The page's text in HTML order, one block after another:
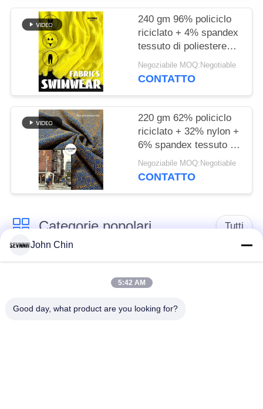
240 gm 96% policiclo
riciclato + 4% spandex
tessuto di poliestere
riciclato per maglia
circolare
Negoziabile MOQ:Negotiable
CONTATTO
220 gm 62% policiclo
riciclato + 32% nylon +
6% spandex tessuto di
poliestere riciclato per
maglieria circolare
Negoziabile MOQ:Negotiable
CONTATTO
Categorie popolari Tutti
Tessuto riciclato dello
Tessuto di nylon
riciclato
tessuto in poliestere
Tessuto riciclato di
John Chin
5:42 AM
Good day, what product are you looking for?